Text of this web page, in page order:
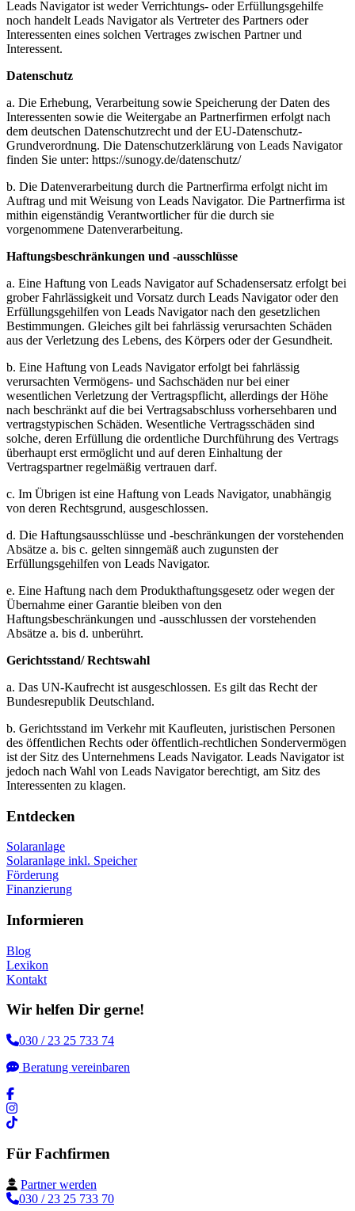
Leads Navigator ist weder Verrichtungs- oder Erfüllungsgehilfe
noch handelt Leads Navigator als Vertreter des Partners oder
Interessenten eines solchen Vertrages zwischen Partner und
Interessent.
Datenschutz
a. Die Erhebung, Verarbeitung sowie Speicherung der Daten des
Interessenten sowie die Weitergabe an Partnerfirmen erfolgt nach
dem deutschen Datenschutzrecht und der EU-Datenschutz-
Grundverordnung. Die Datenschutzerklärung von Leads Navigator
finden Sie unter: https://sunogy.de/datenschutz/
b. Die Datenverarbeitung durch die Partnerfirma erfolgt nicht im
Auftrag und mit Weisung von Leads Navigator. Die Partnerfirma ist
mithin eigenständig Verantwortlicher für die durch sie
vorgenommene Datenverarbeitung.
Haftungsbeschränkungen und -ausschlüsse
a. Eine Haftung von Leads Navigator auf Schadensersatz erfolgt bei
grober Fahrlässigkeit und Vorsatz durch Leads Navigator oder den
Erfüllungsgehilfen von Leads Navigator nach den gesetzlichen
Bestimmungen. Gleiches gilt bei fahrlässig verursachten Schäden
aus der Verletzung des Lebens, des Körpers oder der Gesundheit.
b. Eine Haftung von Leads Navigator erfolgt bei fahrlässig
verursachten Vermögens- und Sachschäden nur bei einer
wesentlichen Verletzung der Vertragspflicht, allerdings der Höhe
nach beschränkt auf die bei Vertragsabschluss vorhersehbaren und
vertragstypischen Schäden. Wesentliche Vertragsschäden sind
solche, deren Erfüllung die ordentliche Durchführung des Vertrags
überhaupt erst ermöglicht und auf deren Einhaltung der
Vertragspartner regelmäßig vertrauen darf.
c. Im Übrigen ist eine Haftung von Leads Navigator, unabhängig
von deren Rechtsgrund, ausgeschlossen.
d. Die Haftungsausschlüsse und -beschränkungen der vorstehenden
Absätze a. bis c. gelten sinngemäß auch zugunsten der
Erfüllungsgehilfen von Leads Navigator.
e. Eine Haftung nach dem Produkthaftungsgesetz oder wegen der
Übernahme einer Garantie bleiben von den
Haftungsbeschränkungen und -ausschlussen der vorstehenden
Absätze a. bis d. unberührt.
Gerichtsstand/ Rechtswahl
a. Das UN-Kaufrecht ist ausgeschlossen. Es gilt das Recht der
Bundesrepublik Deutschland.
b. Gerichtsstand im Verkehr mit Kaufleuten, juristischen Personen
des öffentlichen Rechts oder öffentlich-rechtlichen Sondervermögen
ist der Sitz des Unternehmens Leads Navigator. Leads Navigator ist
jedoch nach Wahl von Leads Navigator berechtigt, am Sitz des
Interessenten zu klagen.
Entdecken
Solaranlage
Solaranlage inkl. Speicher
Förderung
Finanzierung
Informieren
Blog
Lexikon
Kontakt
Wir helfen Dir gerne!
030 / 23 25 733 74
Beratung vereinbaren
Für Fachfirmen
Partner werden
030 / 23 25 733 70